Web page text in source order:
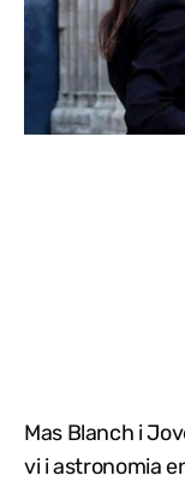
Mas Blanch i
vi i astronomia